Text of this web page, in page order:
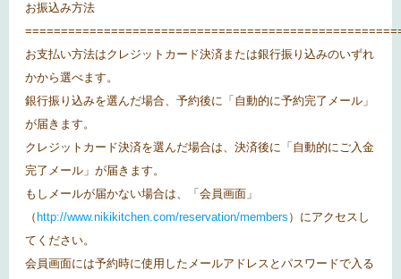
お振込み方法
お支払い方法はクレジットカード決済または銀行振り込みのいずれ
かから選べます。
銀行振り込みを選んだ場合、予約後に「自動的に予約完了メール」
が届きます。
クレジットカード決済を選んだ場合は、決済後に「自動的にご入金
完了メール」が届きます。
もしメールが届かない場合は、「会員画面」
（ http://www.nikikitchen.com/reservation/members ）にアクセスし
てください。
会員画面には予約時に使用したメールアドレスとパスワードで入る